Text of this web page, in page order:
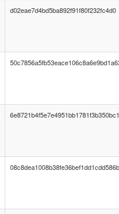
d02eae7d4bd5ba892f91f80f232fc4d0
6e8721b4f5e7e4951bb1781f3b350bc1
08c8dea1008b38fe36bef1dd1cdd586b